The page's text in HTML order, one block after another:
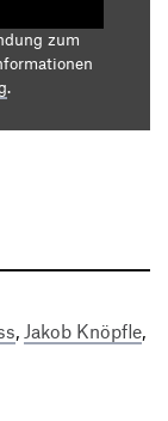
zum
.
, Jakob Knöpfle,